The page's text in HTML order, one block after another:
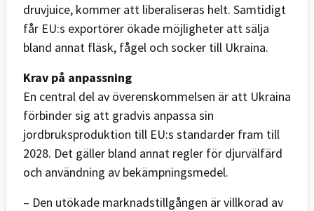
druvjuice, kommer att liberaliseras helt. Samtidigt
får EU:s exportörer ökade möjligheter att sälja
bland annat fläsk, fågel och socker till Ukraina.
Krav på anpassning
En central del av överenskommelsen är att Ukraina
förbinder sig att gradvis anpassa sin
jordbruksproduktion till EU:s standarder fram till
2028. Det gäller bland annat regler för djurvälfärd
och användning av bekämpningsmedel.
– Den utökade marknadstillgången är villkorad av